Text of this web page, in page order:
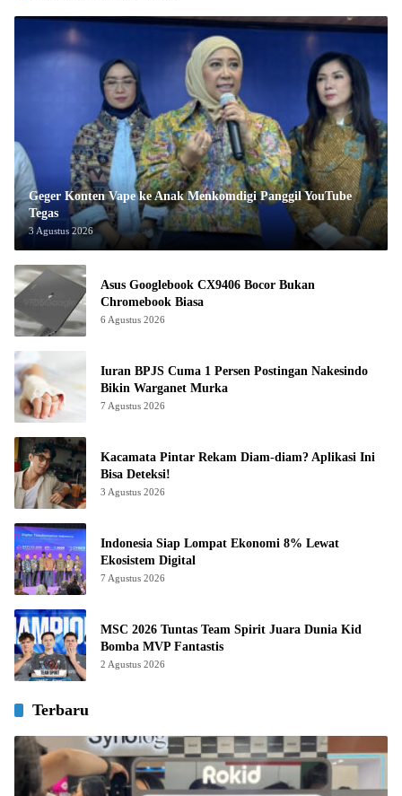
Geger Konten Vape ke Anak Menkomdigi Panggil YouTube
Tegas
3 Agustus 2026
Asus Googlebook CX9406 Bocor Bukan
Chromebook Biasa
6 Agustus 2026
Iuran BPJS Cuma 1 Persen Postingan Nakesindo
Bikin Warganet Murka
7 Agustus 2026
Kacamata Pintar Rekam Diam-diam? Aplikasi Ini
Bisa Deteksi!
3 Agustus 2026
Indonesia Siap Lompat Ekonomi 8% Lewat
Ekosistem Digital
7 Agustus 2026
MSC 2026 Tuntas Team Spirit Juara Dunia Kid
Bomba MVP Fantastis
2 Agustus 2026
Terbaru